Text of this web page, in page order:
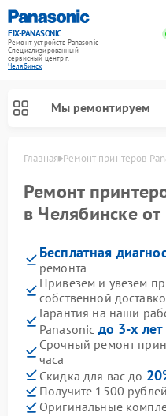
FIX-PANASONIC
Ремонт устройств Panasonic
Специализированный
cервисный центр г.
Челябинск
Мы ремонтируем
Главная Ремонт принтеров
Ремонт
в Челябинске
Бесплатная
ремонта
Привезем и увезем
собственной
Гарантия на наши
Panasonic до 3-х лет
Срочный ремонт
часа
Скидка для вас до
Получите 1500
Оригинальные